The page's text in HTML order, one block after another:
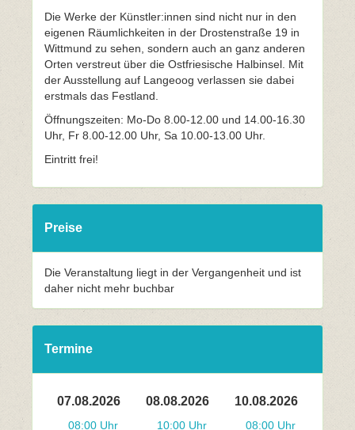
Die Werke der Künstler:innen sind nicht nur in den
eigenen Räumlichkeiten in der Drostenstraße 19 in
Wittmund zu sehen, sondern auch an ganz anderen
Orten verstreut über die Ostfriesische Halbinsel. Mit
der Ausstellung auf Langeoog verlassen sie dabei
erstmals das Festland.
Öffnungszeiten: Mo-Do 8.00-12.00 und 14.00-16.30
Uhr, Fr 8.00-12.00 Uhr, Sa 10.00-13.00 Uhr.
Eintritt frei!
Preise
Die Veranstaltung liegt in der Vergangenheit und ist
daher nicht mehr buchbar
Termine
07.08.2026
08:00 Uhr
08.08.2026
10:00 Uhr
10.08.2026
08:00 Uhr